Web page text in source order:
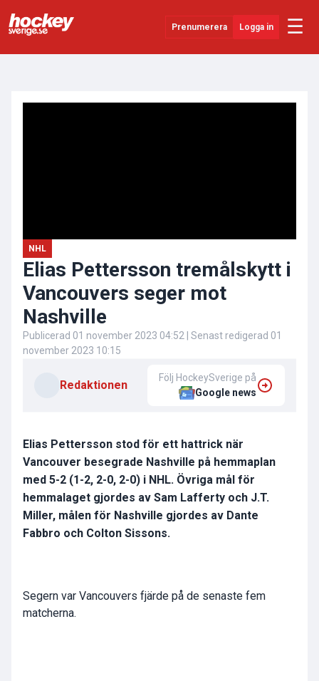
Prenumerera Logga in ☰
NHL
Elias Pettersson tremålskytt i
Vancouvers seger mot
Nashville
Publicerad 01 november 2023 04:52 | Senast redigerad 01
november 2023 10:15
Redaktionen
Följ HockeySverige på
Google news
Elias Pettersson stod för ett hattrick när
Vancouver besegrade Nashville på hemmaplan
med 5-2 (1-2, 2-0, 2-0) i NHL. Övriga mål för
hemmalaget gjordes av Sam Lafferty och J.T.
Miller, målen för Nashville gjordes av Dante
Fabbro och Colton Sissons.
Segern var Vancouvers fjärde på de senaste fem
matcherna.